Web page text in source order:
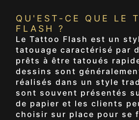
QU'EST-CE QUE LE
FLASH ?
Le Tattoo Flash est un
tatouage caractérisé par
prêts à être tatoués
dessins sont
réalisés dans un style
sont souvent présentés
de papier et les clients
choisir sur place pour se